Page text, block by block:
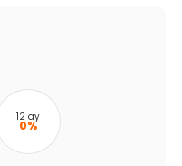
12 ay
0%